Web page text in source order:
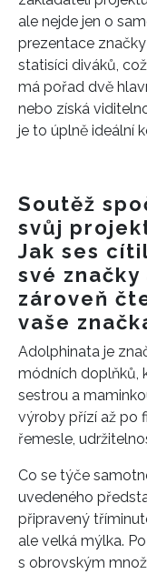
ale nejde jen o
prezentace
statisíci diváků,
má pořad dvě
nebo získá
je to úplně ideální
Soutěž
svůj
Jak ses
své
zároveň
vaše
Adolphinata je
módních doplňků,
sestrou a
výroby přízí až po
řemesle,
Co se týče
uvedeného
připravený
ale velká mýlka.
s obrovským